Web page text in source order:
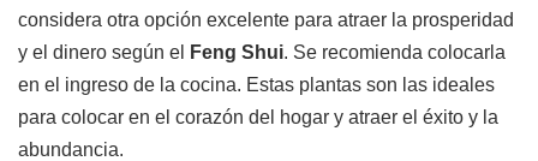
considera otra opción excelente para atraer la prosperidad
y el dinero según el
Feng Shui. Se recomienda colocarla
en el ingreso de la cocina. Estas plantas son las ideales
para colocar en el corazón del hogar y atraer el éxito y la
abundancia.